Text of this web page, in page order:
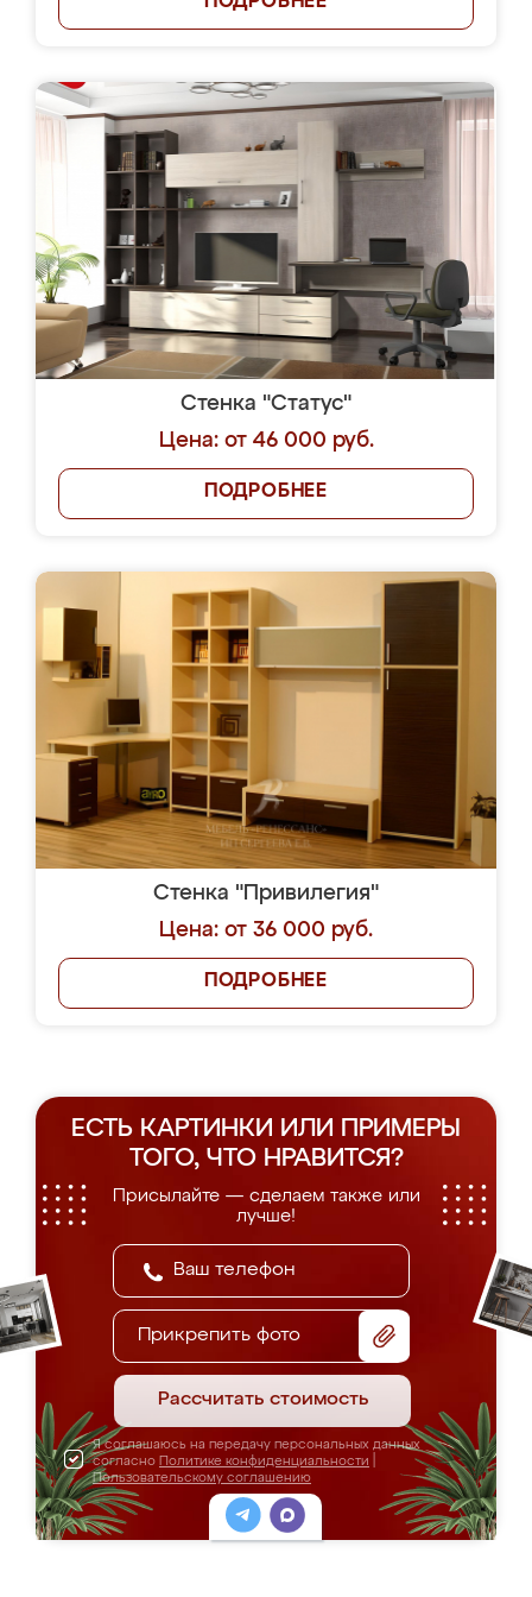
Стенка "Статус"
Цена: от 46 000 руб.
ПОДРОБНЕЕ
Стенка "Привилегия"
Цена: от 36 000 руб.
ПОДРОБНЕЕ
ЕСТЬ КАРТИНКИ ИЛИ ПРИМЕРЫ
ТОГО, ЧТО НРАВИТСЯ?
Присылайте — сделаем также или
лучше!
Прикрепить фото
Рассчитать стоимость
Я соглашаюсь на передачу персональных данных
согласно Политике конфиденциальности
Пользовательскому соглашению